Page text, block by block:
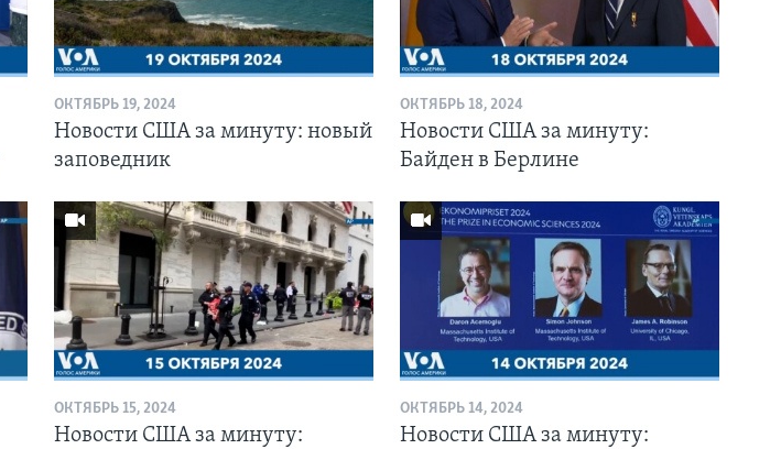
ОКТЯБРЬ 19, 2024
Новости США за минуту: новый
заповедник
ОКТЯБРЬ 18, 2024
Новости США за минуту:
Байден в Берлине
ОКТЯБРЬ 15, 2024
Новости США за минуту:
ОКТЯБРЬ 14, 2024
Новости США за минуту: